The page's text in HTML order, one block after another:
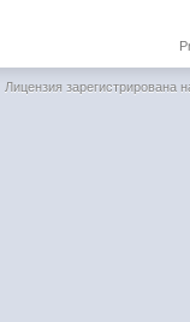
Лицензия зарегистрирована